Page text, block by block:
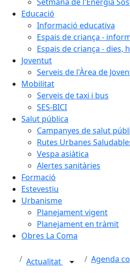
Educació
Informació educativa
Espais de criança -
Espais de criança - dies,
Joventut
Serveis de l'Àrea de
Mobilitat
Serveis de taxi i bus
SES-BICI
Salut pública
Campanyes de salut
Rutes Urbanes
Vespa asiàtica
Alertes sanitàries
Formació
Estevestiu
Urbanisme
Planejament vigent
Planejament en tràmit
Obres La Coma
Actualitat Agenda